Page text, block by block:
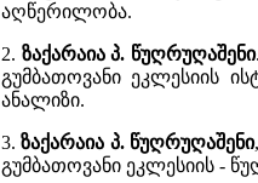
აღწერილობა.
2. ზაქარაია პ. წუღრუღაშენი
გუმბათოვანი ეკლესიის
ანალიზი.
3.ზაქარაია პ. წუღრუღაშენი
გუმბათოვანი ეკლესიის -